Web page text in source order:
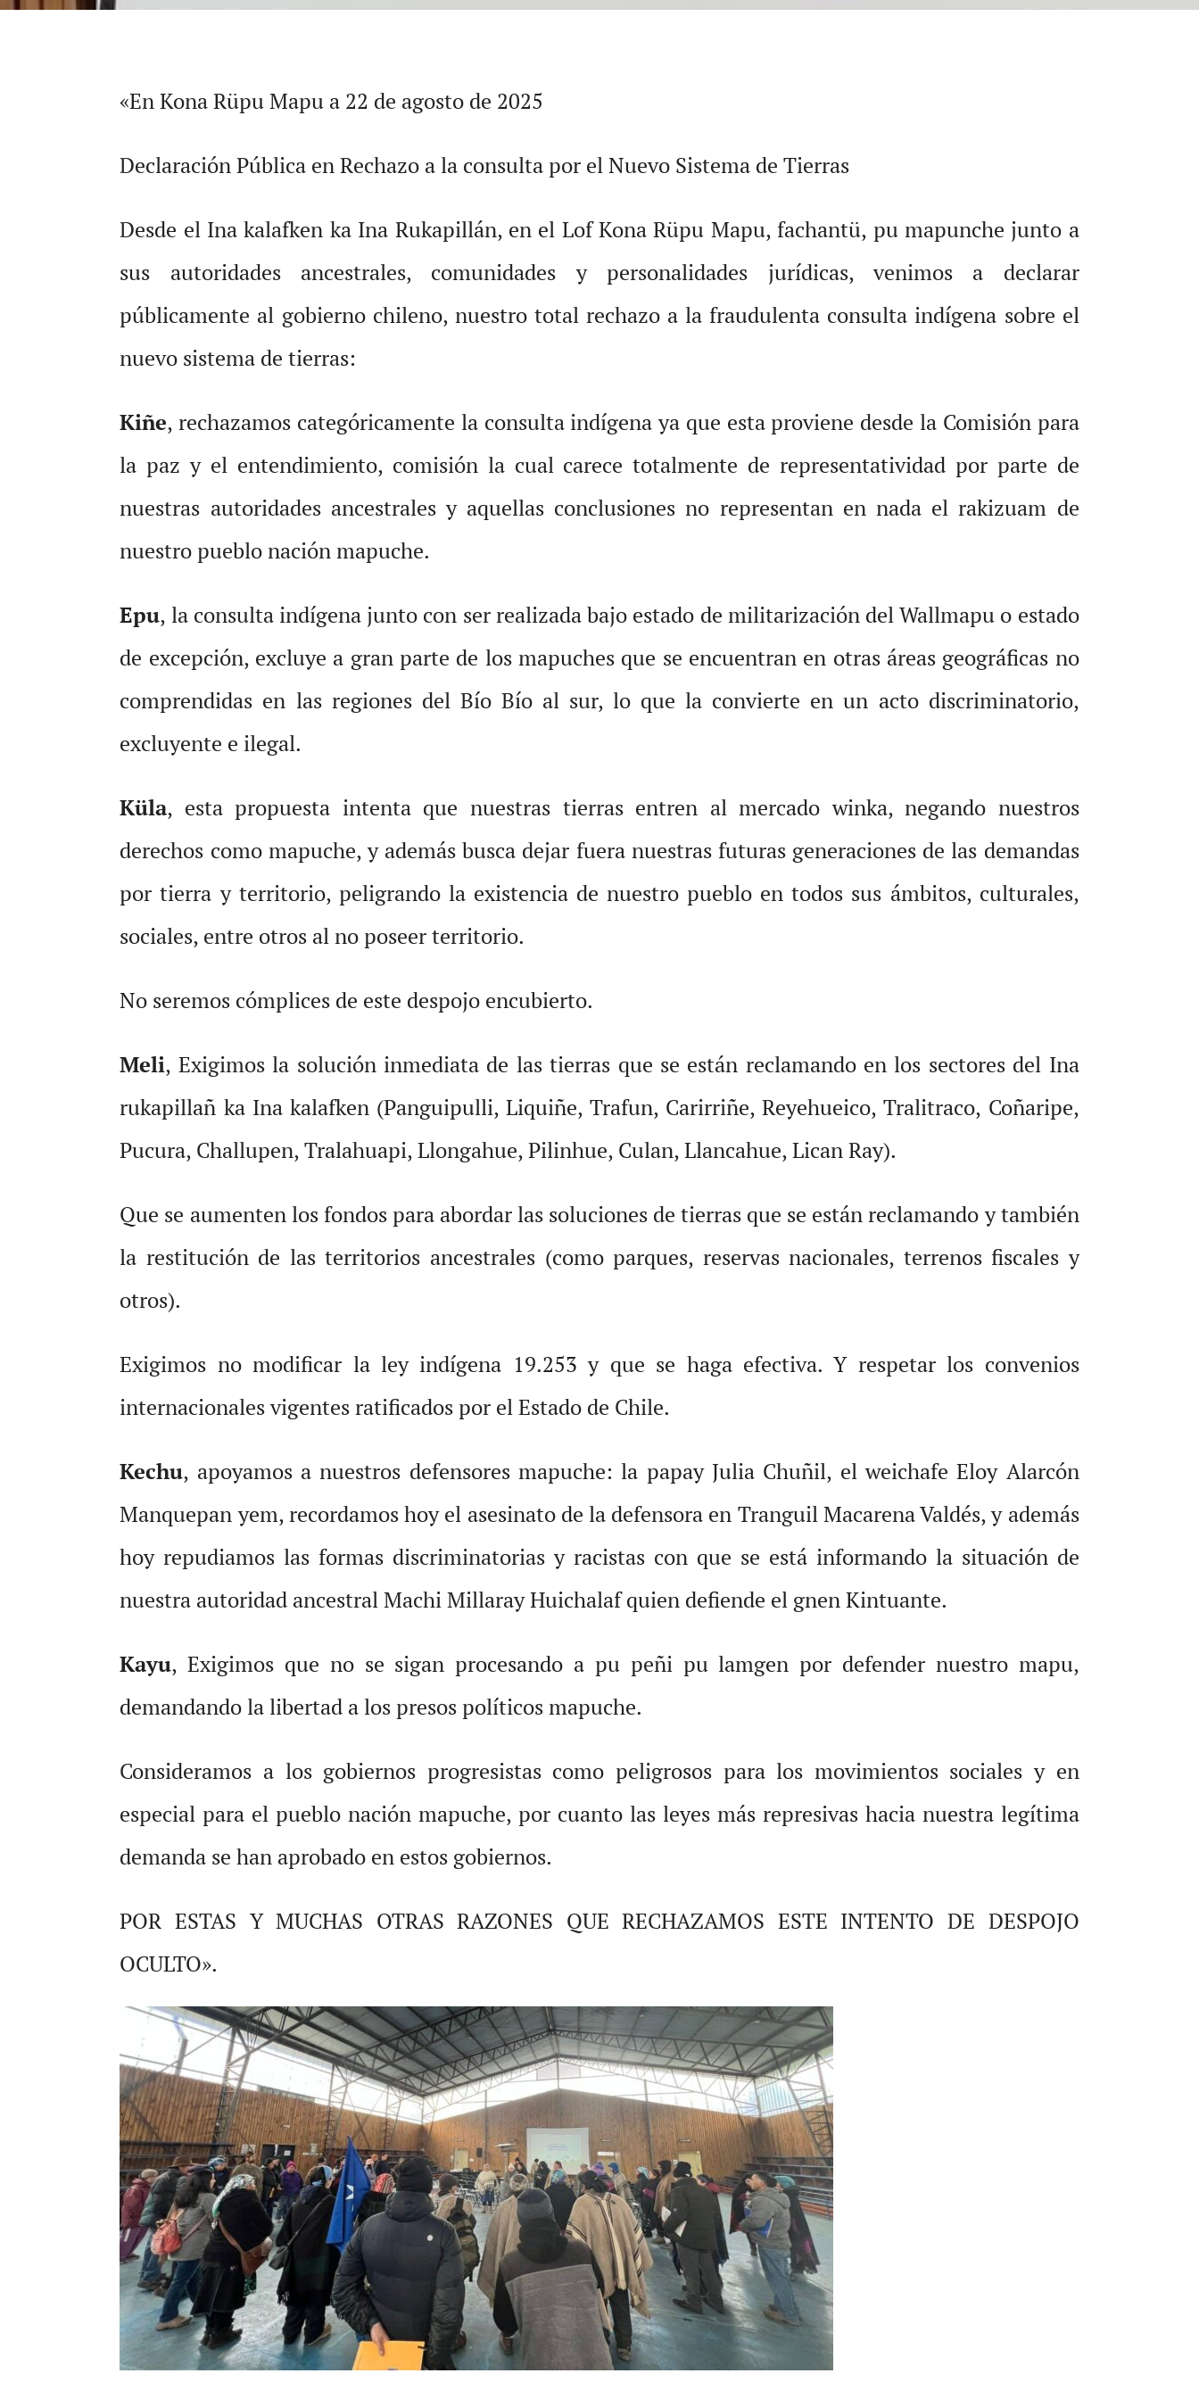
«En Kona Rüpu Mapu a 22 de agosto de 2025
Declaración Pública en Rechazo a la consulta por el Nuevo Sistema de Tierras
Desde el Ina kalafken ka Ina Rukapillán, en el Lof Kona Rüpu Mapu, fachantü, pu mapunche junto a
sus autoridades ancestrales, comunidades y personalidades jurídicas, venimos a declarar
públicamente al gobierno chileno, nuestro total rechazo a la fraudulenta consulta indígena sobre el
nuevo sistema de tierras:
Kiñe, rechazamos categóricamente la consulta indígena ya que esta proviene desde la Comisión para
la paz y el entendimiento, comisión la cual carece totalmente de representatividad por parte de
nuestras autoridades ancestrales y aquellas conclusiones no representan en nada el rakizuam de
nuestro pueblo nación mapuche.
Epu, la consulta indígena junto con ser realizada bajo estado de militarización del Wallmapu o estado
de excepción, excluye a gran parte de los mapuches que se encuentran en otras áreas geográficas no
comprendidas en las regiones del Bío Bío al sur, lo que la convierte en un acto discriminatorio,
excluyente e ilegal.
Küla, esta propuesta intenta que nuestras tierras entren al mercado winka, negando nuestros
derechos como mapuche, y además busca dejar fuera nuestras futuras generaciones de las demandas
por tierra y territorio, peligrando la existencia de nuestro pueblo en todos sus ámbitos, culturales,
sociales, entre otros al no poseer territorio.
No seremos cómplices de este despojo encubierto.
Meli, Exigimos la solución inmediata de las tierras que se están reclamando en los sectores del Ina
rukapillañ ka Ina kalafken (Panguipulli, Liquiñe, Trafun, Carirriñe, Reyehueico, Tralitraco, Coñaripe,
Pucura, Challupen, Tralahuapi, Llongahue, Pilinhue, Culan, Llancahue, Lican Ray).
Que se aumenten los fondos para abordar las soluciones de tierras que se están reclamando y también
la restitución de las territorios ancestrales (como parques, reservas nacionales, terrenos fiscales y
otros).
Exigimos no modificar la ley indígena 19.253 y que se haga efectiva. Y respetar los convenios
internacionales vigentes ratificados por el Estado de Chile.
Kechu, apoyamos a nuestros defensores mapuche: la papay Julia Chuñil, el weichafe Eloy Alarcón
Manquepan yem, recordamos hoy el asesinato de la defensora en Tranguil Macarena Valdés, y además
hoy repudiamos las formas discriminatorias y racistas con que se está informando la situación de
nuestra autoridad ancestral Machi Millaray Huichalaf quien defiende el gnen Kintuante.
Kayu, Exigimos que no se sigan procesando a pu peñi pu lamgen por defender nuestro mapu,
demandando la libertad a los presos políticos mapuche.
Consideramos a los gobiernos progresistas como peligrosos para los movimientos sociales y en
especial para el pueblo nación mapuche, por cuanto las leyes más represivas hacia nuestra legítima
demanda se han aprobado en estos gobiernos.
POR ESTAS Y MUCHAS OTRAS RAZONES QUE RECHAZAMOS ESTE INTENTO DE DESPOJO
OCULTO».